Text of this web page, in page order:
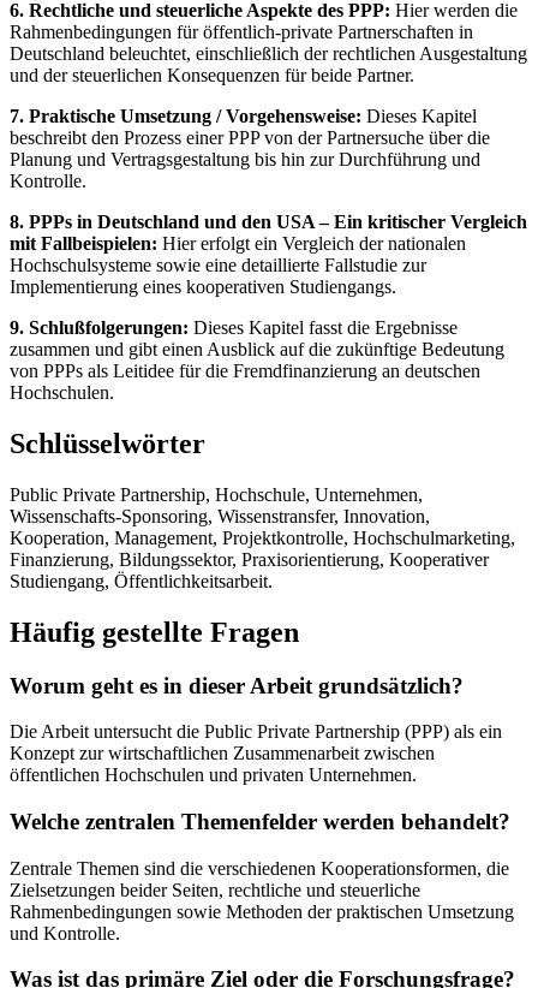
6. Rechtliche und steuerliche Aspekte des PPP: Hier werden die
Rahmenbedingungen für öffentlich-private Partnerschaften in
Deutschland beleuchtet, einschließlich der rechtlichen Ausgestaltung
und der steuerlichen Konsequenzen für beide Partner.
7. Praktische Umsetzung / Vorgehensweise: Dieses Kapitel
beschreibt den Prozess einer PPP von der Partnersuche über die
Planung und Vertragsgestaltung bis hin zur Durchführung und
Kontrolle.
8. PPPs in Deutschland und den USA – Ein kritischer Vergleich
mit Fallbeispielen: Hier erfolgt ein Vergleich der nationalen
Hochschulsysteme sowie eine detaillierte Fallstudie zur
Implementierung eines kooperativen Studiengangs.
9. Schlußfolgerungen: Dieses Kapitel fasst die Ergebnisse
zusammen und gibt einen Ausblick auf die zukünftige Bedeutung
von PPPs als Leitidee für die Fremdfinanzierung an deutschen
Hochschulen.
Schlüsselwörter
Public Private Partnership, Hochschule, Unternehmen,
Wissenschafts-Sponsoring, Wissenstransfer, Innovation,
Kooperation, Management, Projektkontrolle, Hochschulmarketing,
Finanzierung, Bildungssektor, Praxisorientierung, Kooperativer
Studiengang, Öffentlichkeitsarbeit.
Häufig gestellte Fragen
Worum geht es in dieser Arbeit grundsätzlich?
Die Arbeit untersucht die Public Private Partnership (PPP) als ein
Konzept zur wirtschaftlichen Zusammenarbeit zwischen
öffentlichen Hochschulen und privaten Unternehmen.
Welche zentralen Themenfelder werden behandelt?
Zentrale Themen sind die verschiedenen Kooperationsformen, die
Zielsetzungen beider Seiten, rechtliche und steuerliche
Rahmenbedingungen sowie Methoden der praktischen Umsetzung
und Kontrolle.
Was ist das primäre Ziel oder die Forschungsfrage?